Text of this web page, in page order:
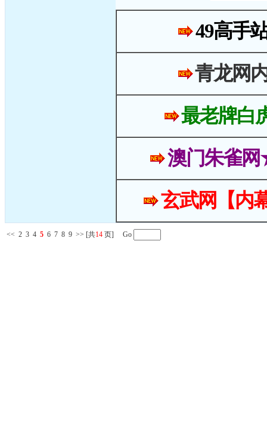
49高手
青龙网
最老牌白
澳门朱雀
玄武网【内
<< 2 3 4 5 6 7 8 9 >> [共14 页] Go